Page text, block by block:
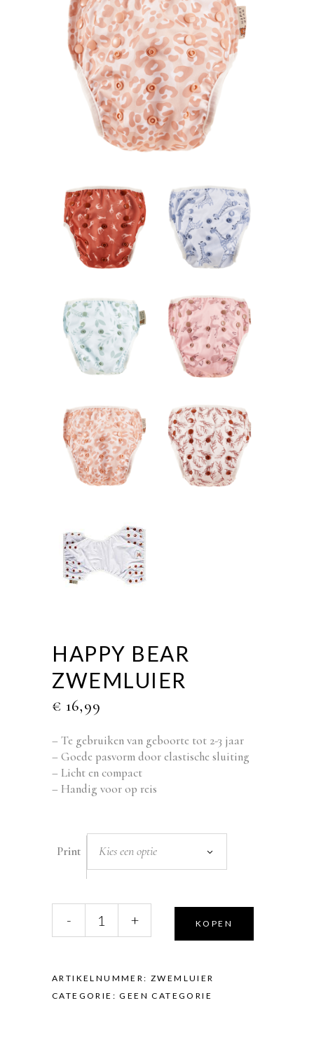
HAPPY BEAR
ZWEMLUIER
€ 16,99
– Te gebruiken van geboorte tot 2-3 jaar
– Goede pasvorm door elastische sluiting
– Licht en compact
– Handig voor op reis
Print Kies een optie
- + KOPEN
ARTIKELNUMMER: ZWEMLUIER
CATEGORIE:GEEN CATEGORIE